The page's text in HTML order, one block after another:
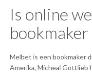
Is online
bookmaker
Melbet is een bookmaker
Amerika, Micheal Gottlieb